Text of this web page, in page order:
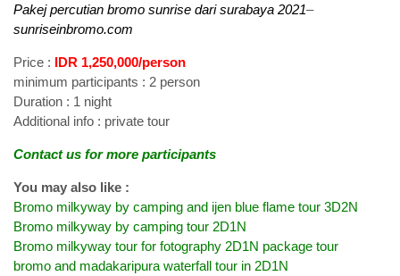
Pakej percutian bromo sunrise dari surabaya 2021–
sunriseinbromo.com
Price : IDR 1,250,000/person
minimum participants : 2 person
Duration : 1 night
Additional info : private tour
Contact us for more participants
You may also like :
Bromo milkyway by camping and ijen blue flame tour 3D2N
Bromo milkyway by camping tour 2D1N
Bromo milkyway tour for fotography 2D1N package tour
bromo and madakaripura waterfall tour in 2D1N